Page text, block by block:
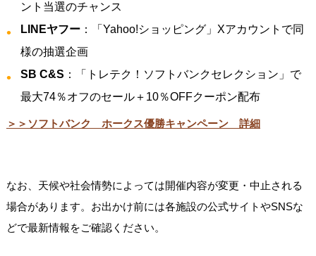
ント当選のチャンス
LINEヤフー：「Yahoo!ショッピング」Xアカウントで同
様の抽選企画
SB C&S ：「トレテク！ソフトバンクセレクション」で
最大74％オフのセール＋10％OFFクーポン配布
＞＞ソフトバンク ホークス優勝キャンペーン 詳細
なお、天候や社会情勢によっては開催内容が変更・中止される
場合があります。お出かけ前には各施設の公式サイトやSNSな
どで最新情報をご確認ください。